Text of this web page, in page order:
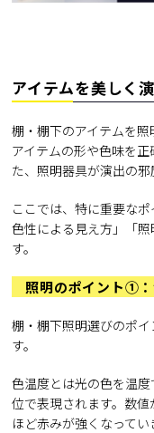
アイテムを美しく
棚・棚下のアイテムを照
アイテムの形や色味を
た、照明器具が演出の邪
ここでは、特に重要な
色性による見え方」「
す。
照明のポイント①
棚・棚下照明選びのポ
す。
色温度とは光の色を温
位で表現されます。数
ほど赤みが強くなってい